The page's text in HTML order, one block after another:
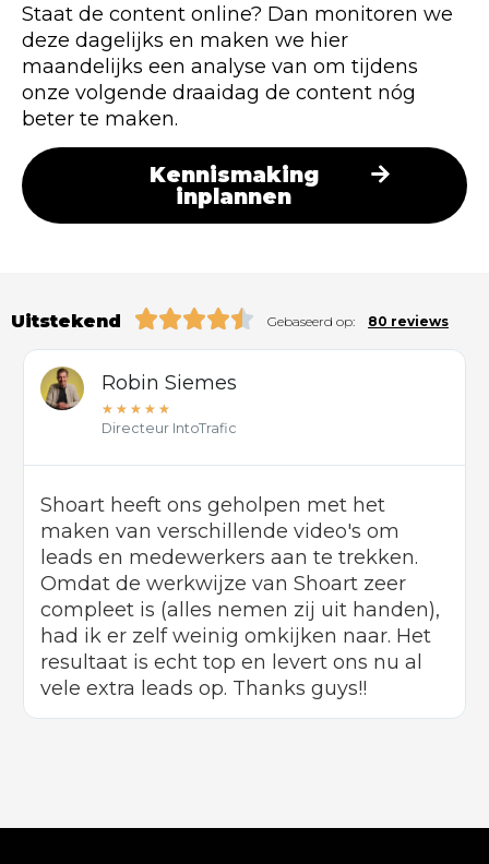
Staat de content online? Dan monitoren we
deze dagelijks en maken we hier
maandelijks een analyse van om tijdens
onze volgende draaidag de content nóg
beter te maken.
Kennismaking
inplannen
Uitstekend Gebaseerd op: 80 reviews
Robin Siemes
★ ★ ★ ★ ★
Directeur IntoTrafic
Shoart heeft ons geholpen met het
maken van verschillende video's om
leads en medewerkers aan te trekken.
Omdat de werkwijze van Shoart zeer
compleet is (alles nemen zij uit handen),
had ik er zelf weinig omkijken naar. Het
resultaat is echt top en levert ons nu al
vele extra leads op. Thanks guys!!